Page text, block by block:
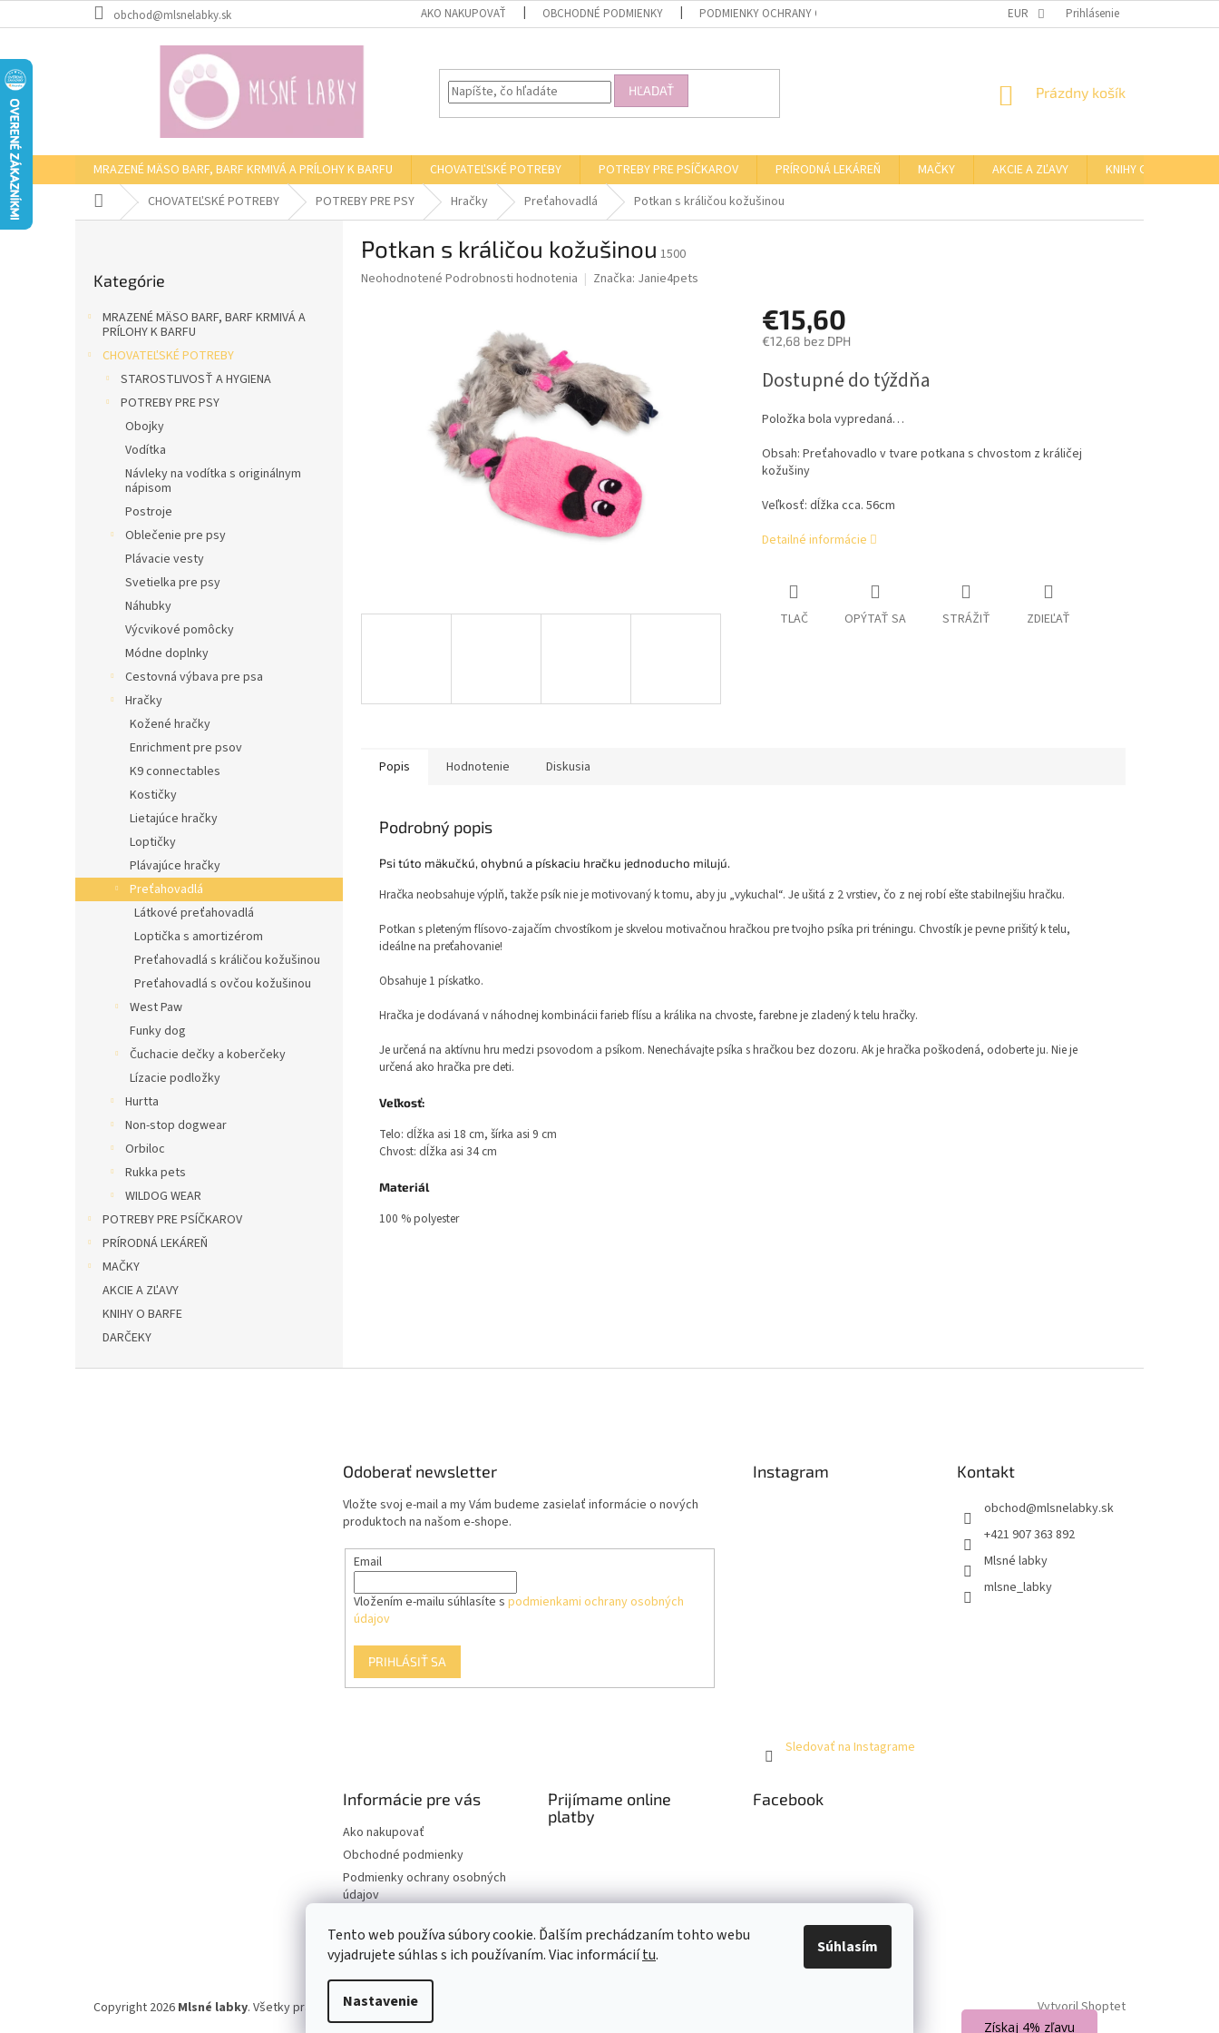
Tento web používa súbory cookie. Ďalším prechádzaním tohto webu
vyjadrujete súhlas s ich používaním. Viac informáciítu.
Nastavenie
Súhlasím
na
obchod@mlsnelabky.sk AKO NAKUPOVAŤ OBCHODNÉ PODMIENKY PODMIENKY OCHRANY OSOBNÝCH ÚDAJOV OTVÁRACIE HODINY KAMENNEJ PREDAJNE
EUR Prihlásenie
HĽADAŤ
NÁKUPNÝ
Prázdny košík
MRAZENÉ MÄSO BARF, BARF KRMIVÁ A PRÍLOHY K BARFU CHOVATEĽSKÉ POTREBY POTREBY PRE PSÍČKAROV PRÍRODNÁ LEKÁREŇ MAČKY AKCIE A ZĽAVY
KNIHY O BARFE
Domov CHOVATEĽSKÉ POTREBY POTREBY PRE PSY Hračky Preťahovadlá Potkan s králičou kožušinou
kategórie
Kategórie
MRAZENÉ MÄSO BARF, BARF KRMIVÁ A
PRÍLOHY K BARFU
CHOVATEĽSKÉ POTREBY
STAROSTLIVOSŤ A HYGIENA
POTREBY PRE PSY
Obojky
Vodítka
Návleky na vodítka s originálnym
nápisom
Postroje
Oblečenie pre psy
Plávacie vesty
Svetielka pre psy
Náhubky
Výcvikové pomôcky
Módne doplnky
Cestovná výbava pre psa
Hračky
Kožené hračky
Enrichment pre psov
K9 connectables
Kostičky
Lietajúce hračky
Loptičky
Plávajúce hračky
Preťahovadlá
Látkové preťahovadlá
Loptička s amortizérom
Preťahovadlá s králičou kožušinou
Preťahovadlá s ovčou kožušinou
West Paw
Funky dog
Čuchacie dečky a koberčeky
Lízacie podložky
Hurtta
Non-stop dogwear
Orbiloc
Rukka pets
WILDOG WEAR
POTREBY PRE PSÍČKAROV
PRÍRODNÁ LEKÁREŇ
MAČKY
AKCIE A ZĽAVY
KNIHY O BARFE
DARČEKY
Potkan s králičou kožušinou 1500
Priemerné
Neohodnotené Podrobnosti hodnotenia Značka: Janie4pets
€15,60
€12,68 bez DPH
cena:
Dostupné do týždňa
Položka bola vypredaná…
Obsah: Preťahovadlo v tvare potkana s chvostom z králičej
kožušiny
Veľkosť: dĺžka cca. 56cm
Detailné informácie
TLAČ OPÝTAŤ SA STRÁŽIŤ ZDIEĽAŤ
Popis Hodnotenie Diskusia
Podrobný popis
Psi túto mäkučkú, ohybnú a pískaciu hračku jednoducho milujú.
Hračka neobsahuje výplň, takže psík nie je motivovaný k tomu, aby ju „vykuchal“. Je ušitá z 2 vrstiev, čo z nej robí ešte stabilnejšiu hračku.
Potkan s pleteným flísovo-zajačím chvostíkom je skvelou motivačnou hračkou pre tvojho psíka pri tréningu. Chvostík je pevne prišitý k telu,
ideálne na preťahovanie!
Obsahuje 1 pískatko.
Hračka je dodávaná v náhodnej kombinácii farieb flísu a králika na chvoste, farebne je zladený k telu hračky.
Je určená na aktívnu hru medzi psovodom a psíkom. Nenechávajte psíka s hračkou bez dozoru. Ak je hračka poškodená, odoberte ju. Nie je
určená ako hračka pre deti.
Veľkosť:
Telo: dĺžka asi 18 cm, šírka asi 9 cm
Chvost: dĺžka asi 34 cm
Materiál
100 % polyester
Odoberať newsletter
Vložte svoj e-mail a my Vám budeme zasielať informácie o nových
produktoch na našom e-shope.
Email
Vložením e-mailu súhlasíte s podmienkami ochrany osobných
údajov
PRIHLÁSIŤ SA
Instagram
Sledovať na Instagrame
Kontakt
obchod@mlsnelabky.sk
+421 907 363 892
Mlsné labky
mlsne_labky
Informácie pre vás
Ako nakupovať
Obchodné podmienky
Podmienky ochrany osobných
údajov
predajne
Prijímame online
platby
Facebook
Vytvoril Shoptet
Copyright 2026 Mlsné labky. Všetky práva vyhradené.Upraviť nastavenie cookies
Získaj 4% zľavu